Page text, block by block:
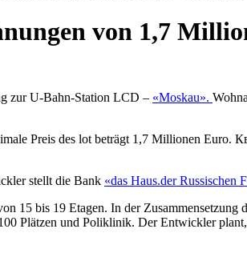
von 1,7
zur U-Bahn-Station LCD – «Moskau».
Preis des lot beträgt 1,7 Millionen Euro.
stellt die Bank «das Haus.der Russischen
15 bis 19 Etagen. In der
Plätzen und Poliklinik. Der Entwickler